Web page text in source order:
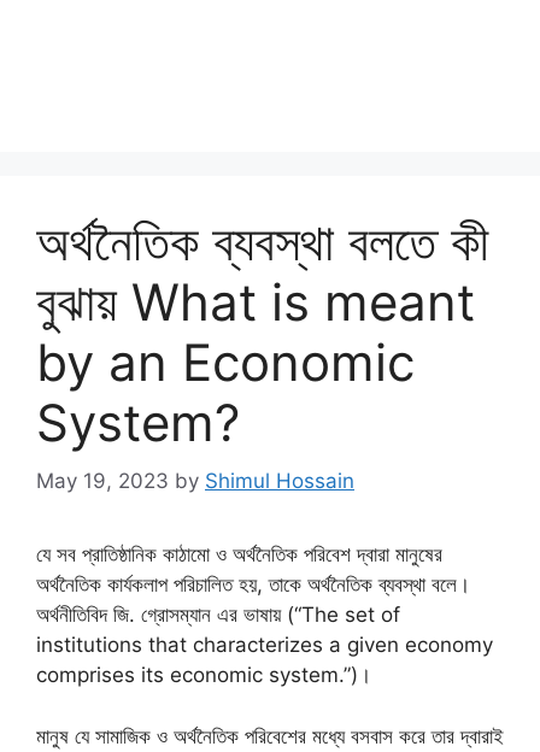
অর্থনৈতিক ব্যবস্থা বলতে কী
বুঝায় What is meant
by an Economic
System?
May 19, 2023 by Shimul Hossain
যে সব প্রাতিষ্ঠানিক কাঠামো ও অর্থনৈতিক পরিবেশ দ্বারা মানুষের
অর্থনৈতিক কার্যকলাপ পরিচালিত হয়, তাকে অর্থনৈতিক ব্যবস্থা বলে।
অর্থনীতিবিদ জি. গ্রোসম্যান এর ভাষায় (“The set of
institutions that characterizes a given economy
comprises its economic system.”)।
মানুষ যে সামাজিক ও অর্থনৈতিক পরিবেশের মধ্যে বসবাস করে তার দ্বারাই